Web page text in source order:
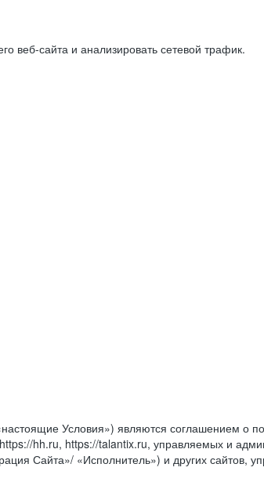
веб-сайта и анализировать сетевой трафик.
Условия») являются соглашением о
hh.ru, https://talantix.ru, управляемых и
Сайта»/ «Исполнитель») и других